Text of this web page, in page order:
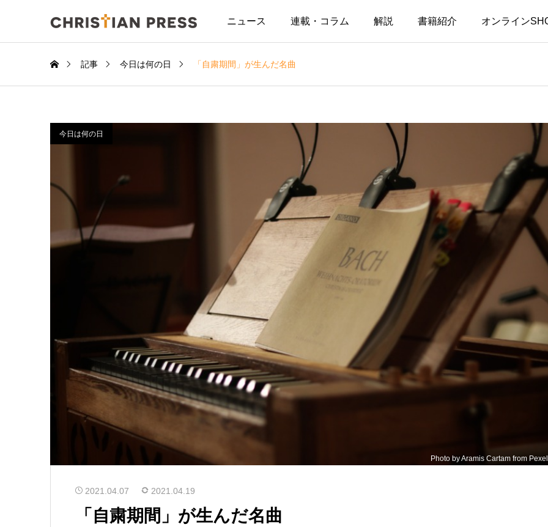
ニュース 連載・コラム 解説 書籍紹介 オンライン
記事 今日は何の日 「自粛期間」が生んだ名曲
Photo by Aramis Cartam from
今日は何の日
2021.04.07 2021.04.19
「自粛期間」が生んだ名曲